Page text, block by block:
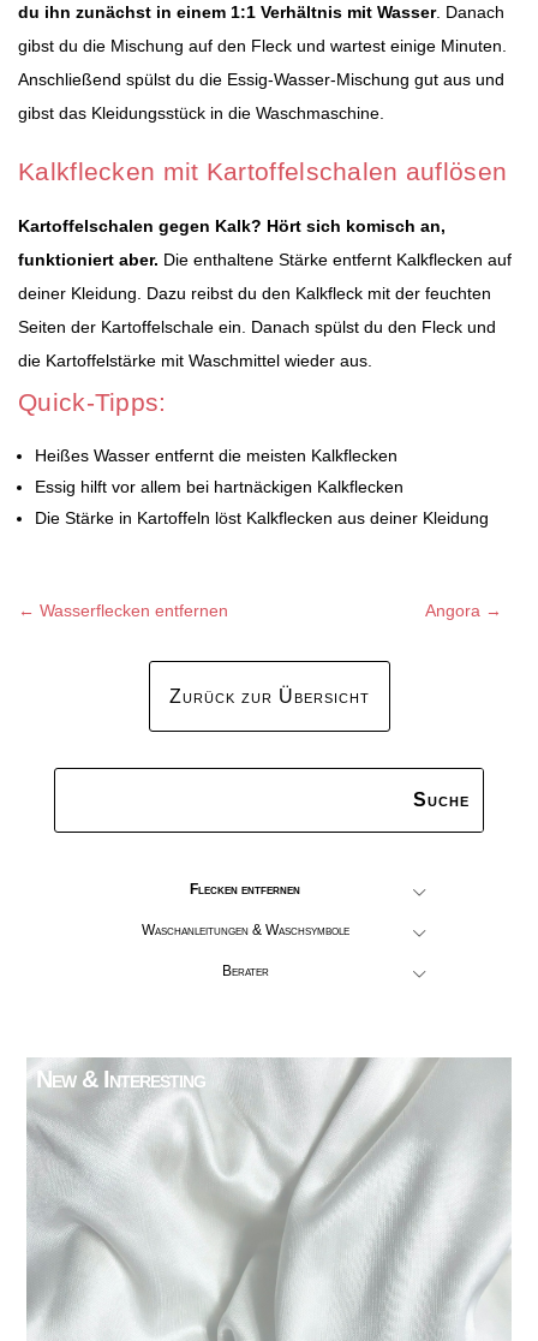
du ihn zunächst in einem 1:1 Verhältnis mit Wasser. Danach
gibst du die Mischung auf den Fleck und wartest einige Minuten.
Anschließend spülst du die Essig-Wasser-Mischung gut aus und
gibst das Kleidungsstück in die Waschmaschine.
Kalkflecken mit Kartoffelschalen auflösen
Kartoffelschalen gegen Kalk? Hört sich komisch an,
funktioniert aber. Die enthaltene Stärke entfernt Kalkflecken auf
deiner Kleidung. Dazu reibst du den Kalkfleck mit der feuchten
Seiten der Kartoffelschale ein. Danach spülst du den Fleck und
die Kartoffelstärke mit Waschmittel wieder aus.
Quick-Tipps:
Heißes Wasser entfernt die meisten Kalkflecken
Essig hilft vor allem bei hartnäckigen Kalkflecken
Die Stärke in Kartoffeln löst Kalkflecken aus deiner Kleidung
← Wasserflecken entfernen Angora →
Zurück zur Übersicht
Flecken entfernen
Waschanleitungen & Waschsymbole
Berater
New & Interesting